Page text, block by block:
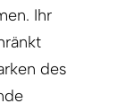
Ihr
des